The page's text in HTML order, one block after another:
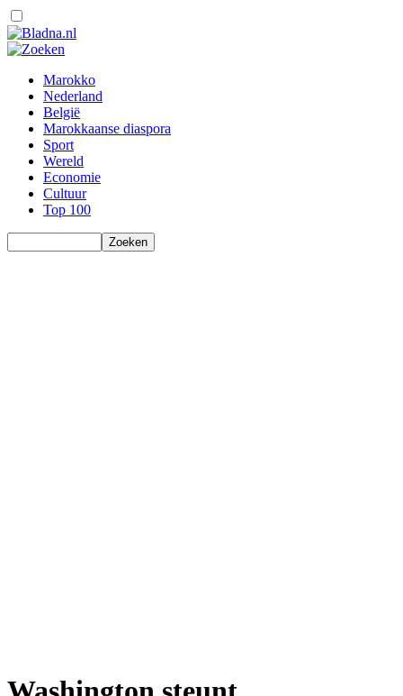
Marokko
Nederland
België
Marokkaanse diaspora
Sport
Wereld
Economie
Cultuur
Top 100